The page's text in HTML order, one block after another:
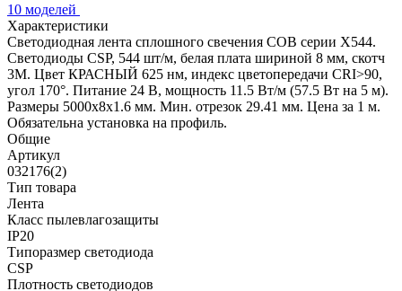
10 моделей
Характеристики
Светодиодная лента сплошного свечения COB серии X544.
Светодиоды CSP, 544 шт/м, белая плата шириной 8 мм, скотч
3M. Цвет КРАСНЫЙ 625 нм, индекс цветопередачи CRI>90,
угол 170°. Питание 24 В, мощность 11.5 Вт/м (57.5 Вт на 5 м).
Размеры 5000x8x1.6 мм. Мин. отрезок 29.41 мм. Цена за 1 м.
Обязательна установка на профиль.
Общие
Артикул
032176(2)
Тип товара
Лента
Класс пылевлагозащиты
IP20
Типоразмер светодиода
CSP
Плотность светодиодов